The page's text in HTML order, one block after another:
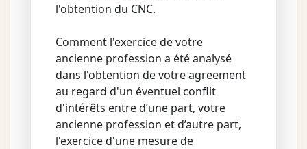
l'obtention du CNC.
Comment l'exercice de votre
ancienne profession a été analysé
dans l'obtention de votre agreement
au regard d'un éventuel conflit
d'intérêts entre d’une part, votre
ancienne profession et d’autre part,
l'exercice d'une mesure de